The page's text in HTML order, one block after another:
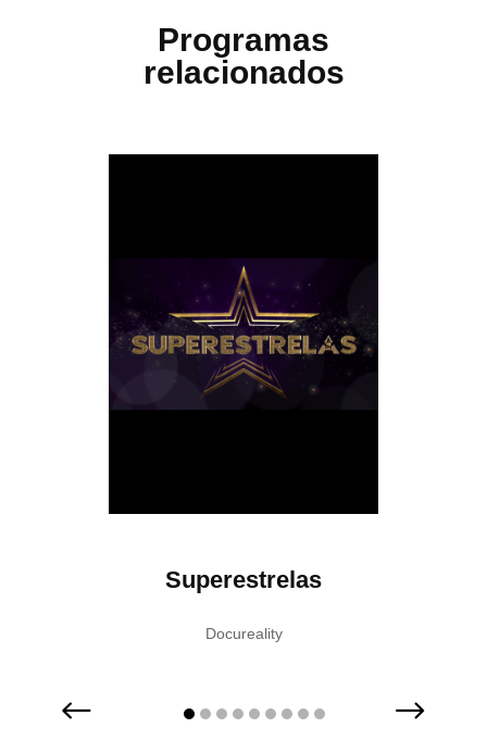
Programas
relacionados
Superestrelas
Docureality